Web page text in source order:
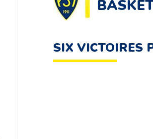
SIX VICTOIRES